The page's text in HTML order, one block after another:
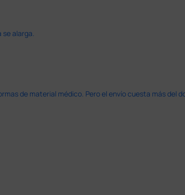
alarga.
de material médico. Pero el envío cuesta más del